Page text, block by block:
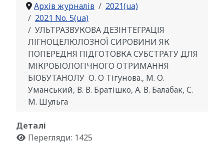
Архів журналів
2021(ua)
2021 No. 5(ua)
УЛЬТРАЗВУКОВА ДЕЗІНТЕГРАЦІЯ
ЛІГНОЦЕЛЮЛОЗНОЇ СИРОВИНИ ЯК
ПОПЕРЕДНЯ ПІДГОТОВКА СУБСТРАТУ ДЛЯ
МІКРОБІОЛОГІЧНОГО ОТРИМАННЯ
БІОБУТАНОЛУ О. О Тігунова., М. О.
Уманський, В. В. Братішко, А. В. Балабак, С.
М. Шульга
Деталі
Перегляди: 1425